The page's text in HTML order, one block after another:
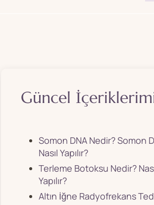
Güncel
Somon DNA Nedir? Somon
Nasıl Yapılır?
Terleme Botoksu Nedir?
Yapılır?
Altın İğne Radyofrekans